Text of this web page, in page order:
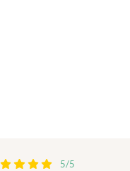
5/5